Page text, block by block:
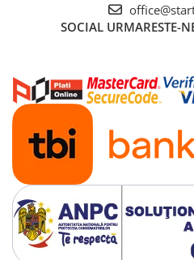
SOCIAL URMARESTE-